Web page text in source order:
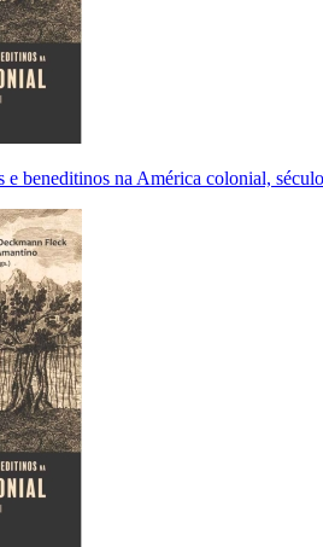
e beneditinos na América colonial,